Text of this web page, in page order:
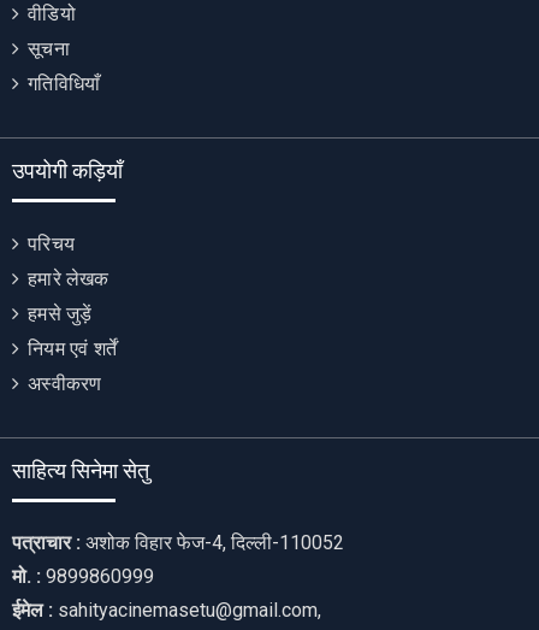
वीडियो
सूचना
गतिविधियाँ
उपयोगी कड़ियाँ
परिचय
हमारे लेखक
हमसे जुड़ें
नियम एवं शर्तें
अस्वीकरण
साहित्य सिनेमा सेतु
पत्राचार : अशोक विहार फेज-4, दिल्ली-110052
मो. : 9899860999
ईमेल : sahityacinemasetu@gmail.com,